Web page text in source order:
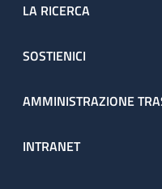
LA RICERCA
SOSTIENICI
AMMINISTRAZIONE
INTRANET